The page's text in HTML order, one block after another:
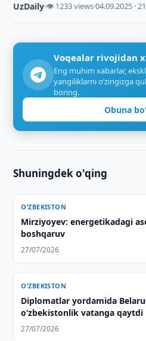
UzDaily·👁 1233 views·04.09.2025 ·
Voqealar rivojidan
Eng muhim xabarlar,
yangiliklarni o‘zingizga
boring.
Obuna
Shuningdek o'qing
O‘ZBEKISTON
Mirziyoyev: energetikadagi
boshqaruv
27/07/2026
O‘ZBEKISTON
Diplomatlar yordamida
o‘zbekistonlik vatanga qaytdi
27/07/2026